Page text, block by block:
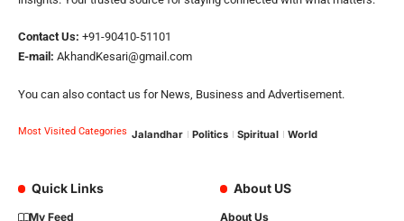
Contact Us: +91-90410-51101
E-mail: AkhandKesari@gmail.com
You can also contact us for News, Business and Advertisement.
Most Visited Categories Jalandhar Politics Spiritual World
Quick Links
My Feed
About US
About Us